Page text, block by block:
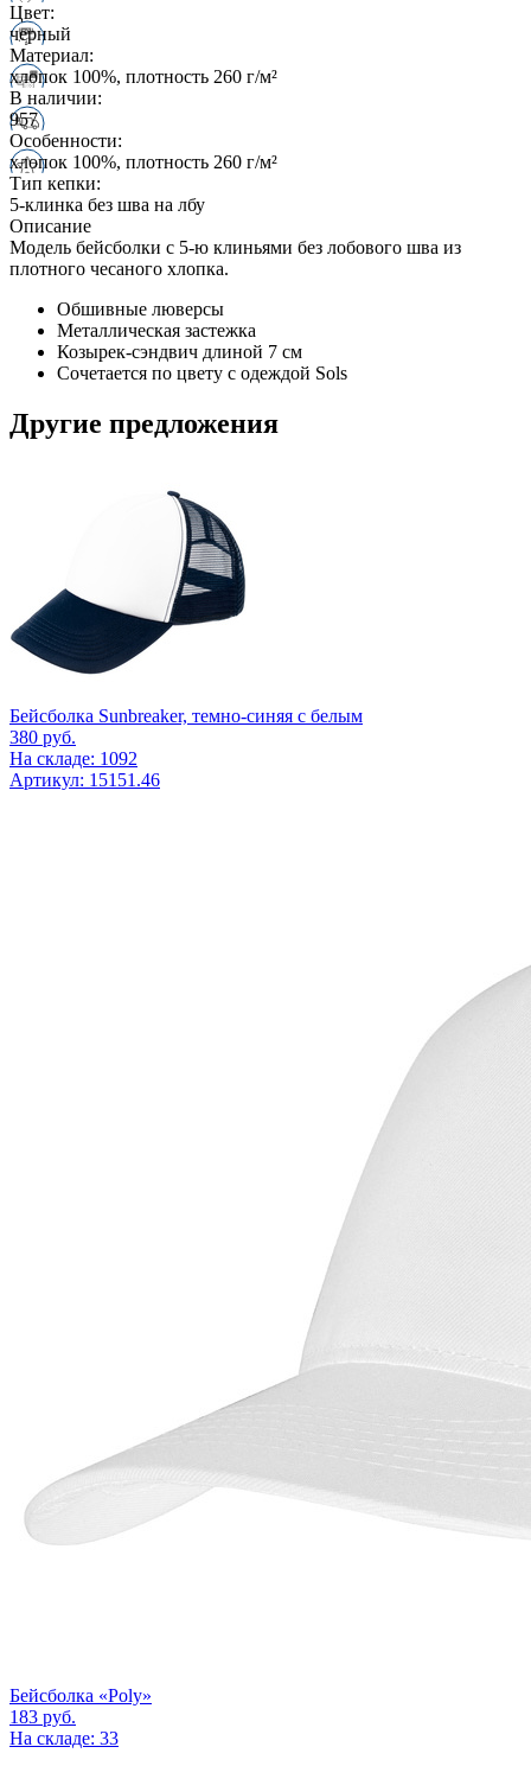
Цвет:
черный
Материал:
хлопок 100%, плотность 260 г/м²
В наличии:
957
Особенности:
хлопок 100%, плотность 260 г/м²
Тип кепки:
5-клинка без шва на лбу
Описание
Модель бейсболки с 5-ю клиньями без лобового шва из
плотного чесаного хлопка.
Обшивные люверсы
Металлическая застежка
Козырек-сэндвич длиной 7 см
Сочетается по цвету с одеждой Sols
Другие предложения
Бейсболка Sunbreaker, темно-синяя с белым
380 руб.
На складе: 1092
Артикул: 15151.46
Бейсболка «Poly»
183 руб.
На складе: 33